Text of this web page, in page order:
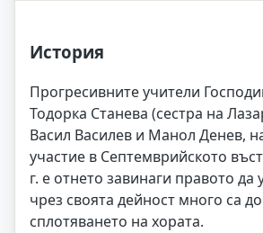
История
Прогресивните учители
Тодорка Станева (сестра на
Васил Василев и Манол Денев,
участие в Септемврийското
г. е отнето завинаги правото да
чрез своята дейност много са
сплотяването на хората.